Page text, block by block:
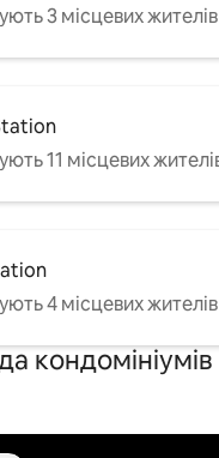
3 місцевих жителів
11 місцевих
4 місцевих жителів
кондомініумів